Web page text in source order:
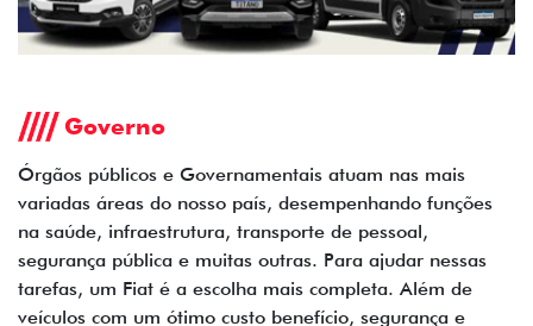
Governo
Órgãos públicos e Governamentais atuam nas mais
variadas áreas do nosso país, desempenhando funções
na saúde, infraestrutura, transporte de pessoal,
segurança pública e muitas outras. Para ajudar nessas
tarefas, um Fiat é a escolha mais completa. Além de
veículos com um ótimo custo benefício, segurança e